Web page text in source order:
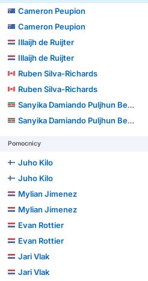
Cameron Peupion
Cameron Peupion
Illaijh de Ruijter
Illaijh de Ruijter
Ruben Silva-Richards
Ruben Silva-Richards
Sanyika Damiando Puljhun Bergtop
Sanyika Damiando Puljhun Bergtop
Pomocnicy
Juho Kilo
Juho Kilo
Mylian Jimenez
Mylian Jimenez
Evan Rottier
Evan Rottier
Jari Vlak
Jari Vlak